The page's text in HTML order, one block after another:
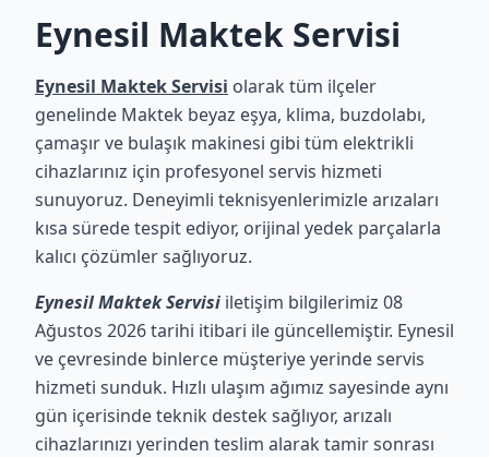
Eynesil Maktek Servisi
Eynesil Maktek Servisi olarak tüm ilçeler
genelinde Maktek beyaz eşya, klima, buzdolabı,
çamaşır ve bulaşık makinesi gibi tüm elektrikli
cihazlarınız için profesyonel servis hizmeti
sunuyoruz. Deneyimli teknisyenlerimizle arızaları
kısa sürede tespit ediyor, orijinal yedek parçalarla
kalıcı çözümler sağlıyoruz.
Eynesil Maktek Servisi iletişim bilgilerimiz 08
Ağustos 2026 tarihi itibari ile güncellemiştir. Eynesil
ve çevresinde binlerce müşteriye yerinde servis
hizmeti sunduk. Hızlı ulaşım ağımız sayesinde aynı
gün içerisinde teknik destek sağlıyor, arızalı
cihazlarınızı yerinden teslim alarak tamir sonrası